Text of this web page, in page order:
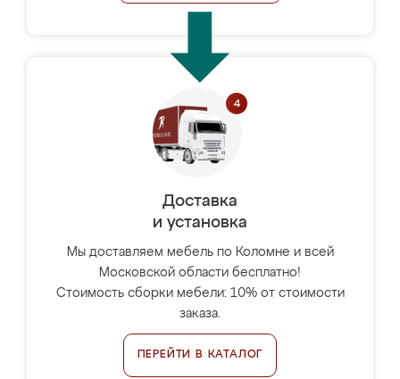
Доставка
и установка
Мы доставляем мебель по Коломне и всей
Московской области бесплатно!
Стоимость сборки мебели: 10% от стоимости
заказа.
ПЕРЕЙТИ В КАТАЛОГ